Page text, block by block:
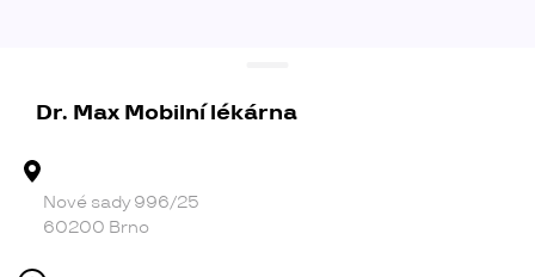
Dr. Max Mobilní lékárna
Nové sady 996/25
60200 Brno